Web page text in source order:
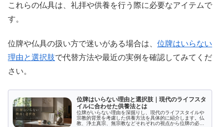
これらの仏具は、礼拝や供養を行う際に必要なアイテムで
す。
位牌や仏具の扱い方で迷いがある場合は、 位牌はいらない
理由と選択肢で代替方法や最近の実例を確認してみてくだ
さい。
位牌はいらない理由と選択肢｜現代のライフスタ
イルに合わせた供養法とは
位牌がいらない理由を深掘りし、現代のライフスタイルや
宗教的背景を考慮した供養方法を具体的に紹介します。仏
教、浄土真宗、無宗教などそれぞれの視点から位牌の必要